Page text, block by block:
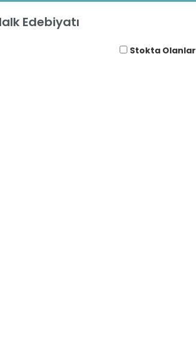
Edebiyatı
Stokta Olanlar